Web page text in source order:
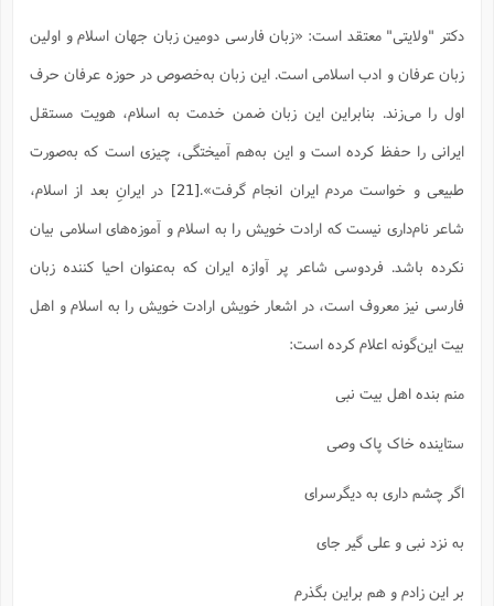
دکتر "ولایتی" معتقد است: «زبان فارسی دومین زبان جهان اسلام و اولین
زبان عرفان و ادب اسلامی است. این زبان به‌خصوص در حوزه عرفان حرف
اول را می‌زند. بنابراین این زبان ضمن خدمت به اسلام، هویت مستقل
ایرانی را حفظ کرده است و این به‌هم آمیختگی، چیزی است که به‌صورت
طبیعی و خواست مردم ایران انجام گرفت».[21]
در ایرانِ بعد از اسلام،
شاعر نام‌داری نیست که ارادت خویش را به اسلام و آموزه‌های اسلامی بیان
نکرده باشد. فردوسی شاعر پر آوازه ایران که به‌عنوان احیا کننده زبان
فارسی نیز معروف است، در اشعار خویش ارادت خویش را به اسلام و اهل
بیت این‌گونه اعلام کرده است:
منم بنده اهل بیت نبی
ستاینده خاک پاک وصی
اگر چشم داری به دیگرسرای
به نزد نبی و علی گیر جای
بر این زادم و هم براین بگذرم